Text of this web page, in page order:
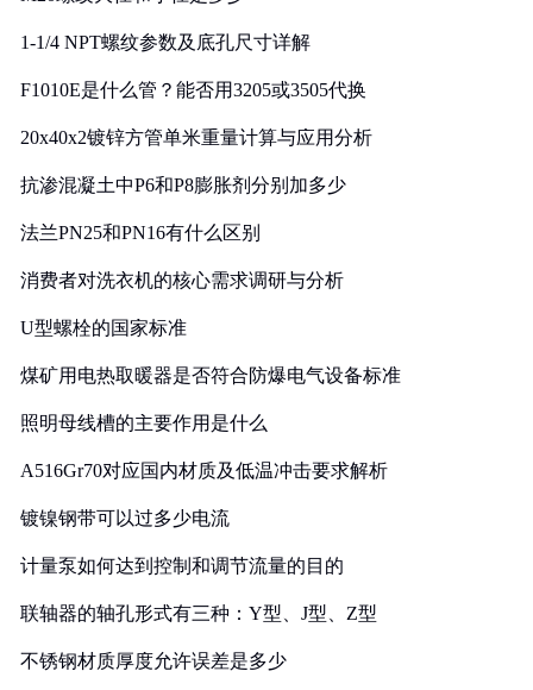
1-1/4 NPT螺纹参数及底孔尺寸详解
F1010E是什么管？能否用3205或3505代换
20x40x2镀锌方管单米重量计算与应用分析
抗渗混凝土中P6和P8膨胀剂分别加多少
法兰PN25和PN16有什么区别
消费者对洗衣机的核心需求调研与分析
U型螺栓的国家标准
煤矿用电热取暖器是否符合防爆电气设备标准
照明母线槽的主要作用是什么
A516Gr70对应国内材质及低温冲击要求解析
镀镍钢带可以过多少电流
计量泵如何达到控制和调节流量的目的
联轴器的轴孔形式有三种：Y型、J型、Z型
不锈钢材质厚度允许误差是多少